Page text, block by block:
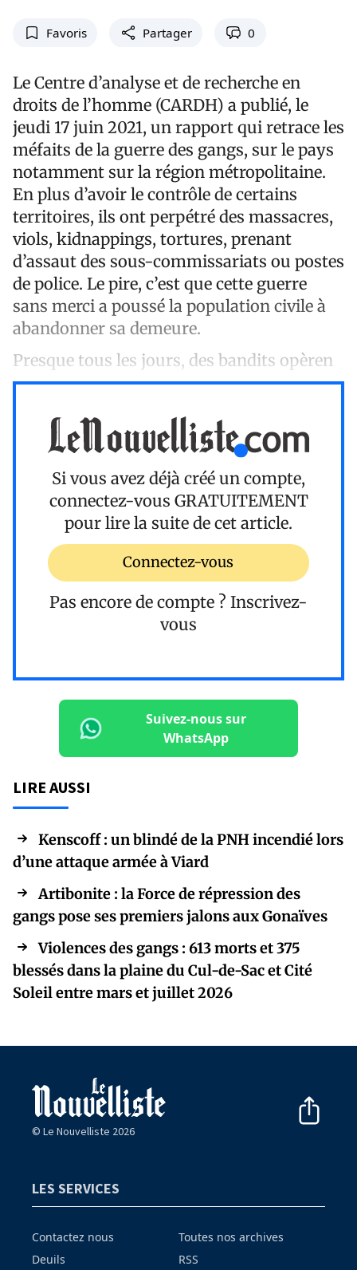
Favoris Partager 0
Le Centre d’analyse et de recherche en
droits de l’homme (CARDH) a publié, le
jeudi 17 juin 2021, un rapport qui retrace les
méfaits de la guerre des gangs, sur le pays
notamment sur la région métropolitaine.
En plus d’avoir le contrôle de certains
territoires, ils ont perpétré des massacres,
viols, kidnappings, tortures, prenant
d’assaut des sous-commissariats ou postes
de police. Le pire, c’est que cette guerre
sans merci a poussé la population civile à
abandonner sa demeure.
Presque tous les jours, des bandits opèren
Si vous avez déjà créé un compte,
connectez-vous GRATUITEMENT
pour lire la suite de cet article.
Connectez-vous
Pas encore de compte ? Inscrivez-
vous
Suivez-nous sur
WhatsApp
LIRE AUSSI
Kenscoff : un blindé de la PNH incendié lors
d’une attaque armée à Viard
Artibonite : la Force de répression des
gangs pose ses premiers jalons aux Gonaïves
Violences des gangs : 613 morts et 375
blessés dans la plaine du Cul-de-Sac et Cité
Soleil entre mars et juillet 2026
© Le Nouvelliste 2026
LES SERVICES
Contactez nous
Deuils
Toutes nos archives
RSS